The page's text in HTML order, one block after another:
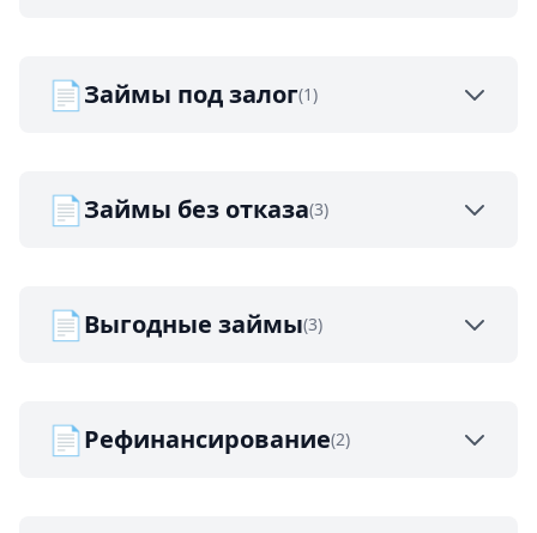
📄Займы под залог(1)
📄Займы без отказа(3)
📄Выгодные займы(3)
📄Рефинансирование(2)